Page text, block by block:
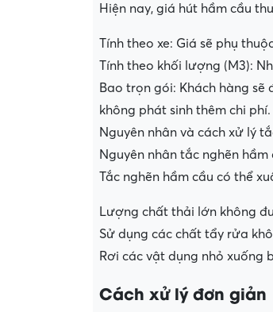
Hiện nay, giá hút hầm cầu
Tính theo xe: Giá sẽ phụ
Tính theo khối lượng (M3):
Bao trọn gói: Khách hàng
không phát sinh thêm chi phí.
Nguyên nhân và cách xử lý
Nguyên nhân tắc nghẽn hầm
Tắc nghẽn hầm cầu có thể
Lượng chất thải lớn không
Sử dụng các chất tẩy rửa
Rơi các vật dụng nhỏ xuống
Cách xử lý đơn giản